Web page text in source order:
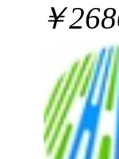
￥